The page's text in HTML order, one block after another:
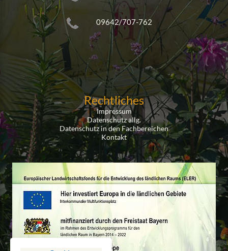
09642/707-762
Rechtliches
Impressum
Datenschutz allg.
Datenschutz in den Fachbereichen
Kontakt